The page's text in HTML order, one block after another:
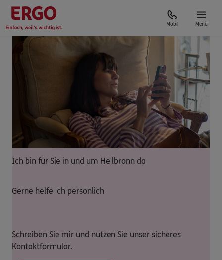
Mobil Menü
Ich bin für Sie in und um Heilbronn da
Gerne helfe ich persönlich
Schreiben Sie mir und nutzen Sie unser sicheres
Kontaktformular.